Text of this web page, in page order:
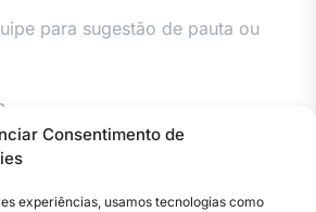
Consentimento de
experiências, usamos tecnologias como
para sugestão de pauta ou